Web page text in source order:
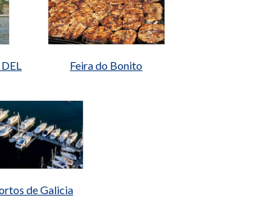
Feira do Bonito
de Galicia